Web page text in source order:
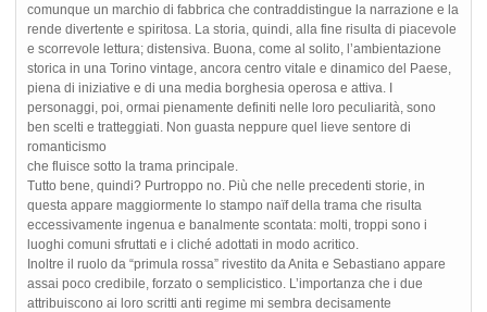
comunque un marchio di fabbrica che contraddistingue la narrazione e la
rende divertente e spiritosa. La storia, quindi, alla fine risulta di piacevole
e scorrevole lettura; distensiva. Buona, come al solito, l’ambientazione
storica in una Torino vintage, ancora centro vitale e dinamico del Paese,
piena di iniziative e di una media borghesia operosa e attiva. I
personaggi, poi, ormai pienamente definiti nelle loro peculiarità, sono
ben scelti e tratteggiati. Non guasta neppure quel lieve sentore di
romanticismo
che fluisce sotto la trama principale.
Tutto bene, quindi? Purtroppo no. Più che nelle precedenti storie, in
questa appare maggiormente lo stampo naïf della trama che risulta
eccessivamente ingenua e banalmente scontata: molti, troppi sono i
luoghi comuni sfruttati e i cliché adottati in modo acritico.
Inoltre il ruolo da “primula rossa” rivestito da Anita e Sebastiano appare
assai poco credibile, forzato o semplicistico. L’importanza che i due
attribuiscono ai loro scritti anti regime mi sembra decisamente